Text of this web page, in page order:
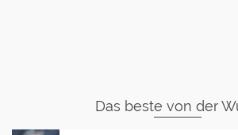
Das beste von der